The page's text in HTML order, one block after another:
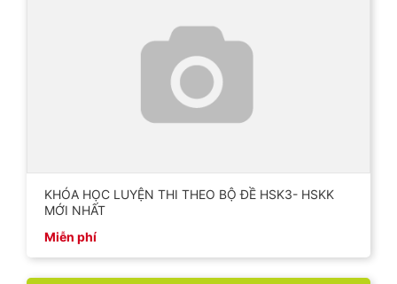
KHÓA HỌC LUYỆN THI THEO BỘ ĐỀ HSK3- HSKK
MỚI NHẤT
Miễn phí